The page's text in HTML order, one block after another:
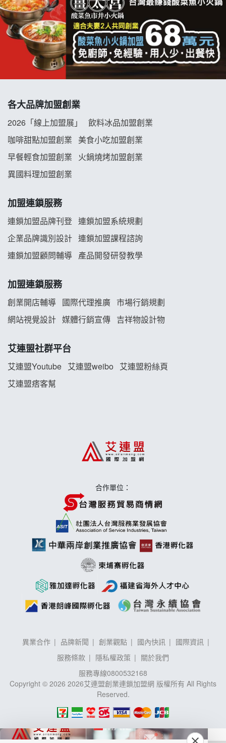
杜芳子古味茶鋪加盟說明會
優握握×酸奶大獅加盟說明會
冬城門加盟說明會
龍涎居好湯加盟說明會
舒油頭加盟說明會
義氣豐發雞加盟說明會
Mr.Wish加盟說明會
雞咕雞咕加盟說明會
TEA TOP加盟說明會
珍好味臭臭鍋加盟說明會
藍象廷泰式火鍋加盟說明會
日十。早午食加盟說明會
莫尼早餐Morni加盟說明會
各大品牌加盟創業
2026「線上加盟展」
飲料冰品加盟創業
咖啡甜點加盟創業
美食小吃加盟創業
早餐輕食加盟創業
火鍋燒烤加盟創業
異國料理加盟創業
加盟連鎖服務
連鎖加盟品牌刊登 連鎖加盟系統規劃
企業品牌識別設計 連鎖加盟課程諮詢
連鎖加盟顧問輔導 產品開發研發教學
加盟連鎖服務
創業開店輔導 國際代理推廣 市場行銷規劃
網站視覺設計 媒體行銷宣傳 吉祥物設計物
艾連盟社群平台
艾連盟Youtube 艾連盟weibo
艾連盟粉絲頁
艾連盟痞客幫
合作單位：
異業合作 品牌新聞 創業觀點 國內快訊
國際資訊
服務條款
隱私權政策
關於我們
服務專線0800532168
Copyright © 2026 2026艾連盟創業連鎖加盟網 版權所有 All Rights
Reserved.